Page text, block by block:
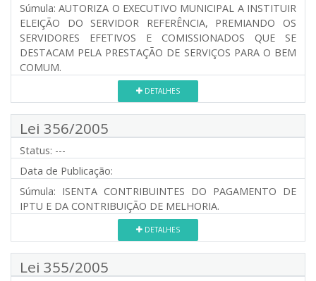
Súmula: AUTORIZA O EXECUTIVO MUNICIPAL A INSTITUIR
ELEIÇÃO DO SERVIDOR REFERÊNCIA, PREMIANDO OS
SERVIDORES EFETIVOS E COMISSIONADOS QUE SE
DESTACAM PELA PRESTAÇÃO DE SERVIÇOS PARA O BEM
COMUM.
DETALHES
Lei 356/2005
Status: ---
Data de Publicação:
Súmula: ISENTA CONTRIBUINTES DO PAGAMENTO DE
IPTU E DA CONTRIBUIÇÃO DE MELHORIA.
DETALHES
Lei 355/2005